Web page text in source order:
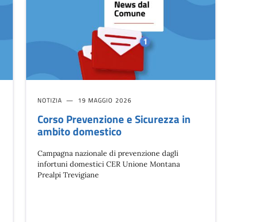
NOTIZIA 19 MAGGIO 2026
Corso Prevenzione e Sicurezza in
ambito domestico
Campagna nazionale di prevenzione dagli
infortuni domestici CER Unione Montana
Prealpi Trevigiane